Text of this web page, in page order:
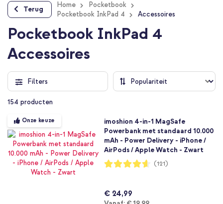
Terug
Home
Pocketbook
Pocketbook InkPad 4
Accessoires
Pocketbook InkPad 4
Accessoires
Filters
154 producten
Onze keuze
imoshion 4-in-1 MagSafe
Powerbank met standaard 10.000
mAh - Power Delivery - iPhone /
AirPods / Apple Watch - Zwart
Waardering:
92%
(121)
€ 24,99